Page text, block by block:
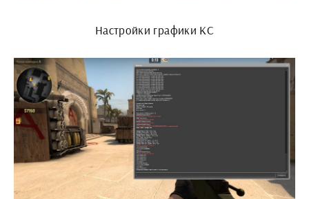
Настройки графики КС